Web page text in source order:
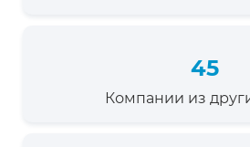
45
Компании из